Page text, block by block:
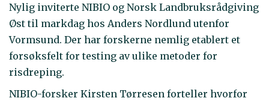
Nylig inviterte NIBIO og Norsk Landbruksrådgiving
Øst til markdag hos Anders Nordlund utenfor
Vormsund. Der har forskerne nemlig etablert et
forsøksfelt for testing av ulike metoder for
risdreping.
NIBIO-forsker Kirsten Tørresen forteller hvorfor